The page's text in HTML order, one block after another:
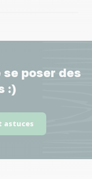
se poser des
:)
astuces